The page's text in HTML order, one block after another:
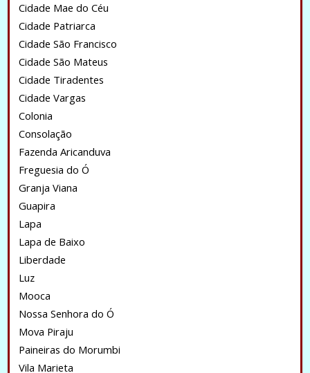
Cidade Mae do Céu
Cidade Patriarca
Cidade São Francisco
Cidade São Mateus
Cidade Tiradentes
Cidade Vargas
Colonia
Consolação
Fazenda Aricanduva
Freguesia do Ó
Granja Viana
Guapira
Lapa
Lapa de Baixo
Liberdade
Luz
Mooca
Nossa Senhora do Ó
Mova Piraju
Paineiras do Morumbi
Vila Marieta